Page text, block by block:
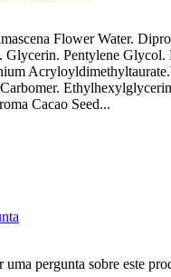
Flower Water.
Glycerin. Pentylene Glycol.
Cacao Seed...
uma pergunta sobre este